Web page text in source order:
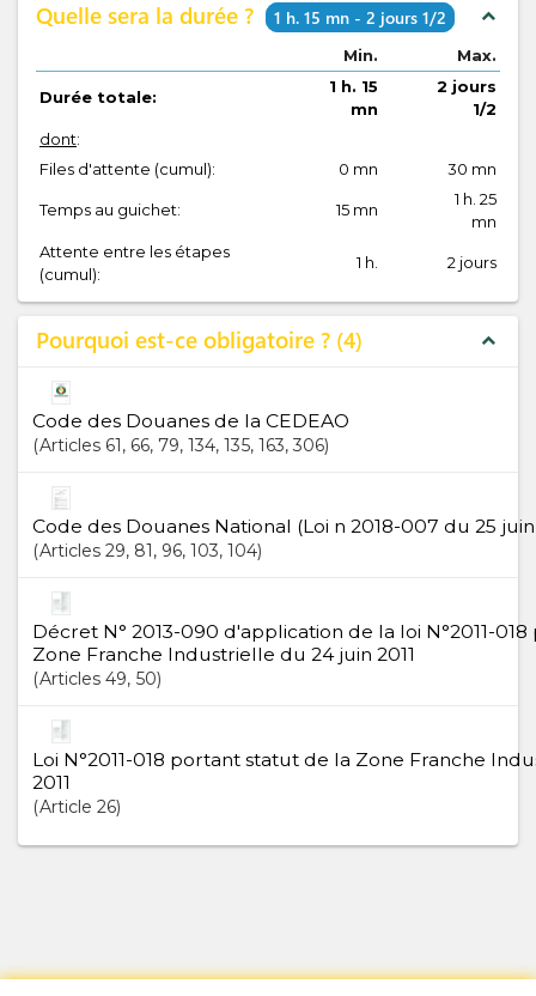
Quelle sera la durée ? 1 h. 15 mn - 2 jours 1/2 expand_less
Min. Max.
Durée totale:
1 h. 15
mn
2 jours
1/2
dont:
Files d'attente (cumul):
0 mn 30 mn
Temps au guichet: 15 mn
1 h. 25
mn
Attente entre les étapes
(cumul):
1 h. 2 jours
Pourquoi est-ce obligatoire ? 4 expand_less
Code des Douanes de la CEDEAO
Articles 61, 66, 79, 134, 135, 163, 306
Code des Douanes National (Loi n 2018-007 du 25
Articles 29, 81, 96, 103, 104
Décret N° 2013-090 d'application de la loi N°2011-
Zone Franche Industrielle du 24 juin 2011
Articles 49, 50
Loi N°2011-018 portant statut de la Zone Franche
2011
Article 26